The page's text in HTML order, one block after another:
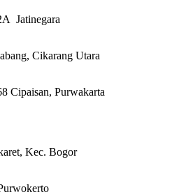
Jatinegara
Cikarang Utara
Cipaisan, Purwakarta
Kec. Bogor